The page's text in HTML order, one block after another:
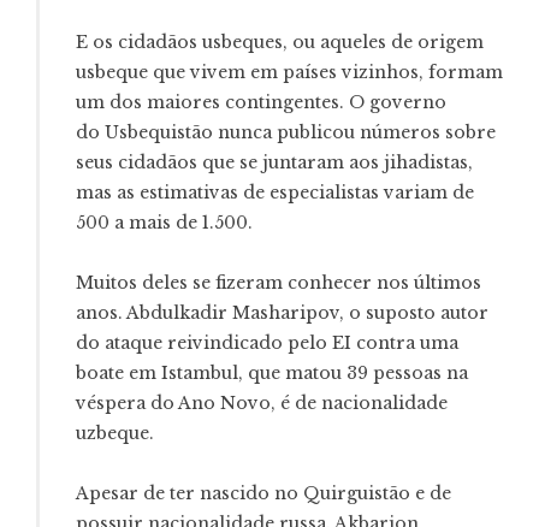
E os cidadãos usbeques, ou aqueles de origem
usbeque que vivem em países vizinhos, formam
um dos maiores contingentes. O governo
do Usbequistão nunca publicou números sobre
seus cidadãos que se juntaram aos jihadistas,
mas as estimativas de especialistas variam de
500 a mais de 1.500.
Muitos deles se fizeram conhecer nos últimos
anos. Abdulkadir Masharipov, o suposto autor
do ataque reivindicado pelo EI contra uma
boate em Istambul, que matou 39 pessoas na
véspera do Ano Novo, é de nacionalidade
uzbeque.
Apesar de ter nascido no Quirguistão e de